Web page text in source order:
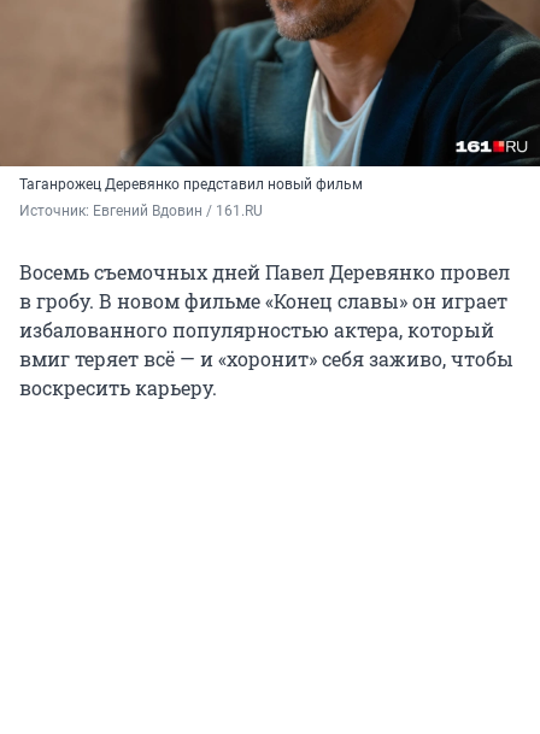
Таганрожец Деревянко представил новый фильм
Источник: Евгений Вдовин / 161.RU
Восемь съемочных дней Павел Деревянко провел
в гробу. В новом фильме «Конец славы» он играет
избалованного популярностью актера, который
вмиг теряет всё — и «хоронит» себя заживо, чтобы
воскресить карьеру.